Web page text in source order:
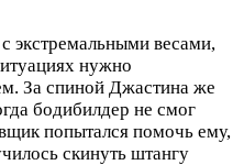
экстремальными весами,
нужно
За спиной Джастина же
бодибилдер не смог
попытался помочь ему,
скинуть штангу